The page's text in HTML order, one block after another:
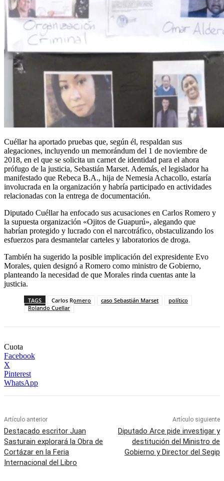
Cuéllar ha aportado pruebas que, según él, respaldan sus
alegaciones, incluyendo un memorándum del 1 de noviembre de
2018, en el que se solicita un carnet de identidad para el ahora
prófugo de la justicia, Sebastián Marset. Además, el legislador ha
manifestado que Rebeca B.A., hija de Nemesia Achacollo, estaría
involucrada en la organización y habría participado en actividades
relacionadas con la entrega de documentación.
Diputado Cuéllar ha enfocado sus acusaciones en Carlos Romero y
la supuesta organización «Ojitos de Guapurú», alegando que
habrían protegido y lucrado con el narcotráfico, obstaculizando los
esfuerzos para desmantelar carteles y laboratorios de droga.
También ha sugerido la posible implicación del expresidente Evo
Morales, quien designó a Romero como ministro de Gobierno,
planteando la necesidad de que Morales rinda cuentas ante la
justicia.
TAGS Carlos Romero caso Sebastián Marset
político
Rolando Cuellar
Cuota
Facebook
X
Pinterest
WhatsApp
Artículo anterior
Destacado escritor Juan
Sasturain explorará la Obra de
Cortázar en la Feria
Internacional del Libro
Artículo siguiente
Diputado Arce pide investigar y
destitución del Ministro de
Gobierno y Director del Segip